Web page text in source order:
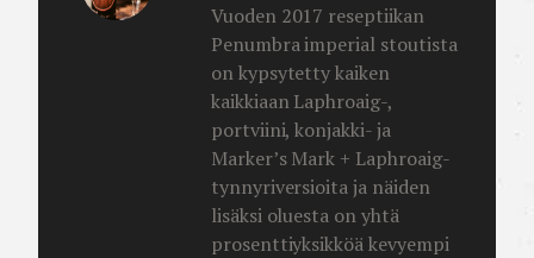
Vuoden 2017 reseptiikan
Penumbra imperial stoutista
on kypsytetty kaiken
kaikkiaan Laphroaig-,
portviini, konjakki- ja
Marker’s Mark + Laphroaig-
tynnyriversioita ja näiden
lisäksi oluesta on yhtä
prosenttiyksikköä kevyempi